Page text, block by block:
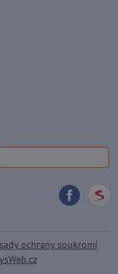
ochrany soukromí